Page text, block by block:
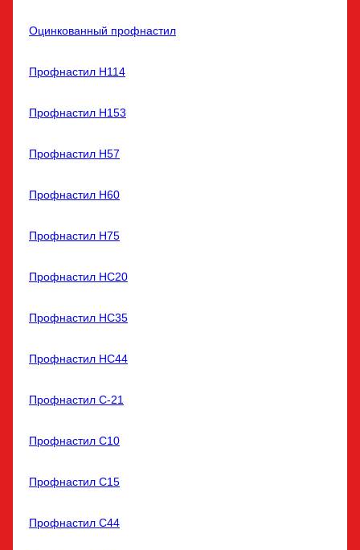
Оцинкованный профнастил
Профнастил Н114
Профнастил Н153
Профнастил Н57
Профнастил Н60
Профнастил Н75
Профнастил НС20
Профнастил НС35
Профнастил НС44
Профнастил С-21
Профнастил С10
Профнастил С15
Профнастил С44